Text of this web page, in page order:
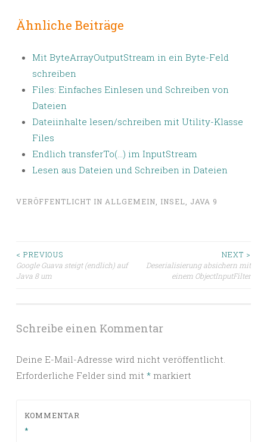
Ähnliche Beiträge
Mit ByteArrayOutputStream in ein Byte-Feld
schreiben
Files: Einfaches Einlesen und Schreiben von
Dateien
Dateiinhalte lesen/schreiben mit Utility-Klasse
Files
Endlich transferTo(…) im InputStream
Lesen aus Dateien und Schreiben in Dateien
VERÖFFENTLICHT IN ALLGEMEIN INSEL JAVA 9
Beitragsnavigation
< PREVIOUS
Google Guava steigt (endlich) auf
Java 8 um
NEXT >
Deserialisierung absichern mit
einem ObjectInputFilter
Schreibe einen Kommentar
Deine E-Mail-Adresse wird nicht veröffentlicht.
Erforderliche Felder sind mit * markiert
KOMMENTAR
*